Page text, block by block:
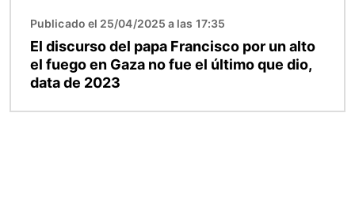
Publicado el 25/04/2025 a las 17:35
El discurso del papa Francisco por un alto
el fuego en Gaza no fue el último que dio,
data de 2023